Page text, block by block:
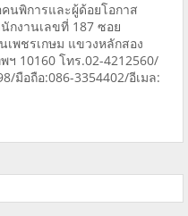
นพิการและผู้ด้อยโอกาส
กงานเลขที่ 187 ซอย
เพชรเกษม แขวงหลักสอง
ฯ 10160 โทร.02-4212560/
มือถือ:086-3354402/อีเมล: